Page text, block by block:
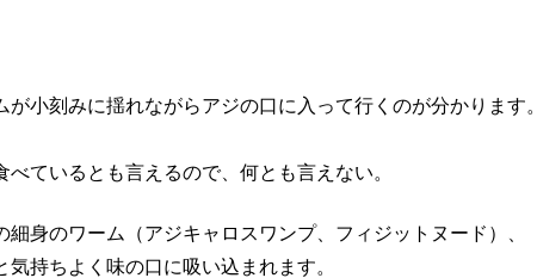
小刻みに揺れながらアジの口に入って行くのが分かります。
ているとも言えるので、何とも言えない。
身のワーム（アジキャロスワンプ、フィジットヌード）、
持ちよく味の口に吸い込まれます。